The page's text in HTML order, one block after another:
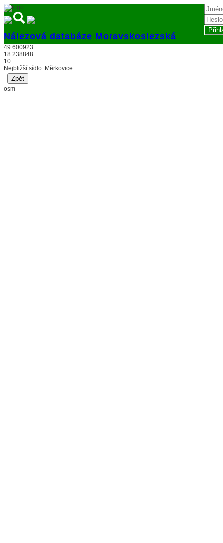
Nálezová databáze Moravskoslezská
Přihlásit
49.600923
18.238848
10
Nejbližší sídlo: Měrkovice
osm